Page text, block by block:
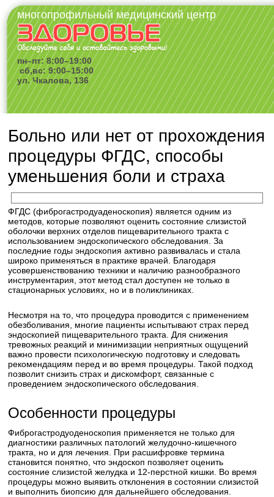
многопрофильный медицинский центр
пн–пт: 8:00–19:00
сб,вс: 9:00–15:00
ул. Чкалова, 136
Больно или нет от прохождения
процедуры ФГДС, способы
уменьшения боли и страха
ФГДС (фиброгастродуаденоскопия) является одним из
методов, которые позволяют оценить состояние слизистой
оболочки верхних отделов пищеварительного тракта с
использованием эндоскопического обследования. За
последние годы эндоскопия активно развивалась и стала
широко применяться в практике врачей. Благодаря
усовершенствованию техники и наличию разнообразного
инструментария, этот метод стал доступен не только в
стационарных условиях, но и в поликлиниках.
Несмотря на то, что процедура проводится с применением
обезболивания, многие пациенты испытывают страх перед
эндоскопией пищеварительного тракта. Для снижения
тревожных реакций и минимизации неприятных ощущений
важно провести психологическую подготовку и следовать
рекомендациям перед и во время процедуры. Такой подход
позволит снизить страх и дискомфорт, связанные с
проведением эндоскопического обследования.
Особенности процедуры
Фиброгастродуоденоскопия применяется не только для
диагностики различных патологий желудочно-кишечного
тракта, но и для лечения. При расшифровке термина
становится понятно, что эндоскоп позволяет оценить
состояние слизистой желудка и 12-перстной кишки. Во время
процедуры можно выявить отклонения в состоянии слизистой
и выполнить биопсию для дальнейшего обследования.